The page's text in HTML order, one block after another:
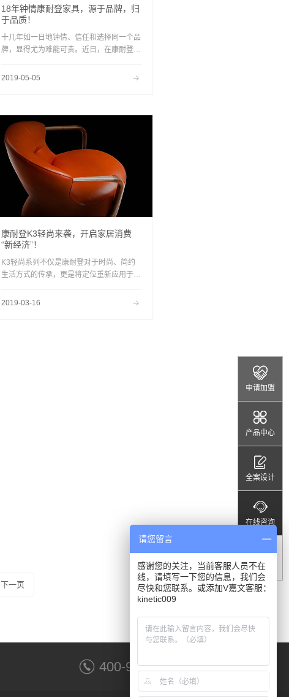
18年钟情康耐登家具，源于品牌，归
于品质！
十几年如一日地钟情、信任和选择同一个品
牌，显得尤为难能可贵。近日，在康耐登家
缘分，令在场所有人都动容不已。……
2019-05-05
康耐登K3轻尚来袭，开启家居消费
“新经济”！
K3轻尚系列不仅是康耐登对于时尚、简约
生活方式的传承，更是将定位重新应用于新
它的出现弥补了家居行业的又一个市场空
2019-03-16
下一页
400-9001-988
申请加盟
产品中心
全案设计
在线咨询
顶部
请您留言
感谢您的关注，当前客服人员不在
线，请填写一下您的信息，我们会
尽快和您联系。或添加V嘉文客服：
kinetic009